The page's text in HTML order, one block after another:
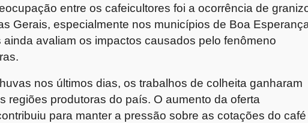
entre os cafeicultores foi a ocorrência de
Gerais, especialmente nos municípios de Boa
avaliam os impactos causados pelo fenômeno
nos últimos dias, os trabalhos de colheita ganharam
regiões produtoras do país. O aumento da oferta
para manter a pressão sobre as cotações do café